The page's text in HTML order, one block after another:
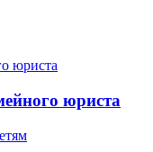
юриста